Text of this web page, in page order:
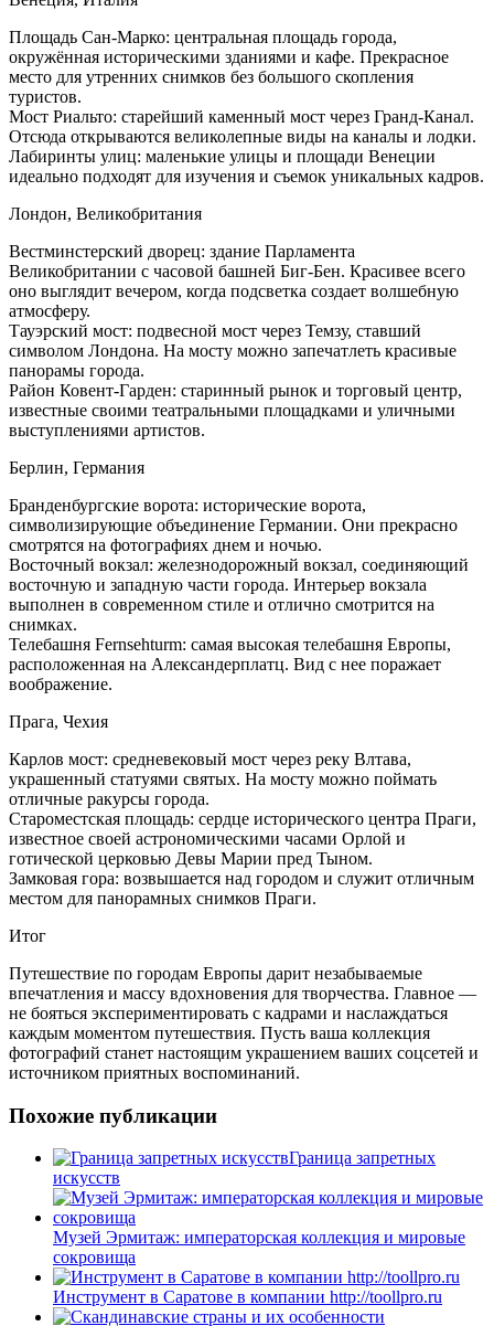
Площадь Сан-Марко: центральная площадь города,
окружённая историческими зданиями и кафе. Прекрасное
место для утренних снимков без большого скопления
туристов.
Мост Риальто: старейший каменный мост через Гранд-Канал.
Отсюда открываются великолепные виды на каналы и лодки.
Лабиринты улиц: маленькие улицы и площади Венеции
идеально подходят для изучения и съемок уникальных кадров.
Лондон, Великобритания
Вестминстерский дворец: здание Парламента
Великобритании с часовой башней Биг-Бен. Красивее всего
оно выглядит вечером, когда подсветка создает волшебную
атмосферу.
Тауэрский мост: подвесной мост через Темзу, ставший
символом Лондона. На мосту можно запечатлеть красивые
панорамы города.
Район Ковент-Гарден: старинный рынок и торговый центр,
известные своими театральными площадками и уличными
выступлениями артистов.
Берлин, Германия
Бранденбургские ворота: исторические ворота,
символизирующие объединение Германии. Они прекрасно
смотрятся на фотографиях днем и ночью.
Восточный вокзал: железнодорожный вокзал, соединяющий
восточную и западную части города. Интерьер вокзала
выполнен в современном стиле и отлично смотрится на
снимках.
Телебашня Fernsehturm: самая высокая телебашня Европы,
расположенная на Александерплатц. Вид с нее поражает
воображение.
Прага, Чехия
Карлов мост: средневековый мост через реку Влтава,
украшенный статуями святых. На мосту можно поймать
отличные ракурсы города.
Староместская площадь: сердце исторического центра Праги,
известное своей астрономическими часами Орлой и
готической церковью Девы Марии пред Тыном.
Замковая гора: возвышается над городом и служит отличным
местом для панорамных снимков Праги.
Итог
Путешествие по городам Европы дарит незабываемые
впечатления и массу вдохновения для творчества. Главное —
не бояться экспериментировать с кадрами и наслаждаться
каждым моментом путешествия. Пусть ваша коллекция
фотографий станет настоящим украшением ваших соцсетей и
источником приятных воспоминаний.
Похожие публикации
Граница запретных
искусств
Музей Эрмитаж: императорская коллекция и мировые
сокровища
Инструмент в Саратове в компании http://toollpro.ru